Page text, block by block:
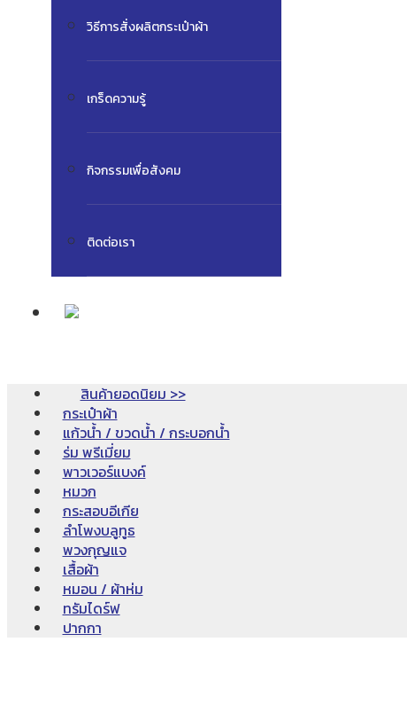
วิธีการสั่งผลิตกระเป๋าผ้า
เกร็ดความรู้
กิจกรรมเพื่อสังคม
ติดต่อเรา
สินค้ายอดนิยม >>
กระเป๋าผ้า
แก้วน้ำ / ขวดน้ำ / กระบอกน้ำ
ร่ม พรีเมี่ยม
พาวเวอร์แบงค์
หมวก
กระสอบอีเกีย
ลำโพงบลูทูธ
พวงกุญแจ
เสื้อผ้า
หมอน / ผ้าห่ม
ทรัมไดร์ฟ
ปากกา